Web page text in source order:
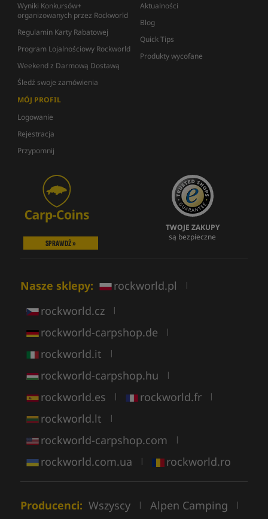
Wyniki Konkursów+
organizowanych przez Rockworld
Regulamin Karty Rabatowej
Program Lojalnościowy Rockworld
Weekend z Darmową Dostawą
Śledź swoje zamówienia
Aktualności
Blog
Quick Tips
Produkty wycofane
MÓJ PROFIL
Logowanie
Rejestracja
Przypomnij
SPRAWDŹ »
TWOJE ZAKUPY
są bezpieczne
Nasze sklepy: rockworld.pl |
rockworld.cz |
rockworld-carpshop.de |
rockworld.it |
rockworld-carpshop.hu |
rockworld.es | rockworld.fr |
rockworld.lt |
rockworld-carpshop.com |
rockworld.com.ua | rockworld.ro
Producenci: Wszyscy | Alpen Camping |